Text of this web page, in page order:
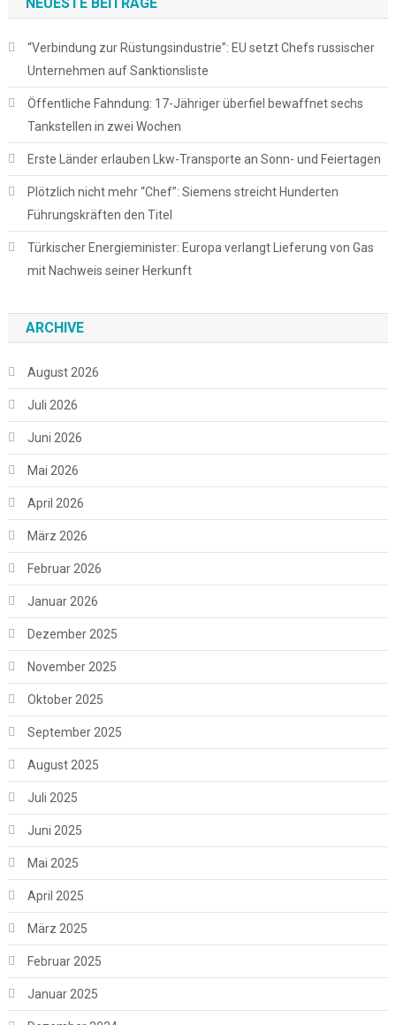
“Verbindung zur Rüstungsindustrie”: EU setzt Chefs russischer
Unternehmen auf Sanktionsliste
Öffentliche Fahndung: 17-Jähriger überfiel bewaffnet sechs
Tankstellen in zwei Wochen
Erste Länder erlauben Lkw-Transporte an Sonn- und Feiertagen
Plötzlich nicht mehr “Chef”: Siemens streicht Hunderten
Führungskräften den Titel
Türkischer Energieminister: Europa verlangt Lieferung von Gas
mit Nachweis seiner Herkunft
ARCHIVE
August 2026
Juli 2026
Juni 2026
Mai 2026
April 2026
März 2026
Februar 2026
Januar 2026
Dezember 2025
November 2025
Oktober 2025
September 2025
August 2025
Juli 2025
Juni 2025
Mai 2025
April 2025
März 2025
Februar 2025
Januar 2025